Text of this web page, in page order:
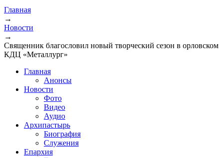
Главная
→
Новости
→
Священник благословил новый творческий сезон в орловском
КДЦ «Металлург»
Главная
Анонсы
Новости
Фото
Видео
Аудио
Архипастырь
Биография
Служения
Епархия